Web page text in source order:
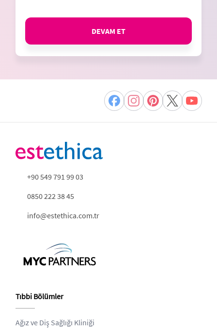
DEVAM ET
+90 549 791 99 03
0850 222 38 45
info@estethica.com.tr
Tıbbi Bölümler
Ağız ve Diş Sağlığı Kliniği